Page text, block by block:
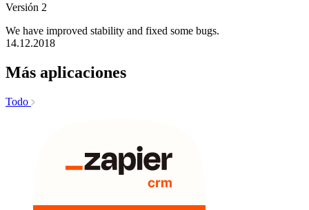
Versión 2
We have improved stability and fixed some bugs.
14.12.2018
Más aplicaciones
Todo